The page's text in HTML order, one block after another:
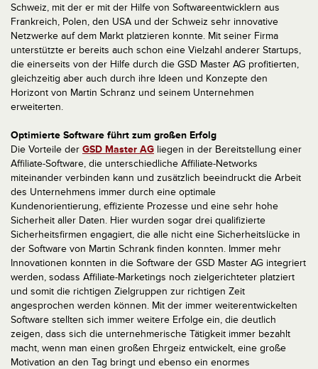
Schweiz, mit der er mit der Hilfe von Softwareentwicklern aus
Frankreich, Polen, den USA und der Schweiz sehr innovative
Netzwerke auf dem Markt platzieren konnte. Mit seiner Firma
unterstützte er bereits auch schon eine Vielzahl anderer Startups,
die einerseits von der Hilfe durch die GSD Master AG profitierten,
gleichzeitig aber auch durch ihre Ideen und Konzepte den
Horizont von Martin Schranz und seinem Unternehmen
erweiterten.
Optimierte Software führt zum großen Erfolg
Die Vorteile der GSD Master AG liegen in der Bereitstellung einer
Affiliate-Software, die unterschiedliche Affiliate-Networks
miteinander verbinden kann und zusätzlich beeindruckt die Arbeit
des Unternehmens immer durch eine optimale
Kundenorientierung, effiziente Prozesse und eine sehr hohe
Sicherheit aller Daten. Hier wurden sogar drei qualifizierte
Sicherheitsfirmen engagiert, die alle nicht eine Sicherheitslücke in
der Software von Martin Schrank finden konnten. Immer mehr
Innovationen konnten in die Software der GSD Master AG integriert
werden, sodass Affiliate-Marketings noch zielgerichteter platziert
und somit die richtigen Zielgruppen zur richtigen Zeit
angesprochen werden können. Mit der immer weiterentwickelten
Software stellten sich immer weitere Erfolge ein, die deutlich
zeigen, dass sich die unternehmerische Tätigkeit immer bezahlt
macht, wenn man einen großen Ehrgeiz entwickelt, eine große
Motivation an den Tag bringt und ebenso ein enormes